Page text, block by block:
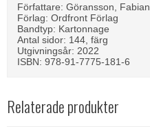
Författare: Göransson, Fabian
Förlag: Ordfront Förlag
Bandtyp: Kartonnage
Antal sidor: 144, färg
Utgivningsår: 2022
ISBN: 978-91-7775-181-6
Relaterade produkter